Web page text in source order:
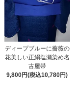
ディープブルーに薔薇の
花美しい正絹塩瀬染め名
古屋帯
9,800円(税込10,780円)